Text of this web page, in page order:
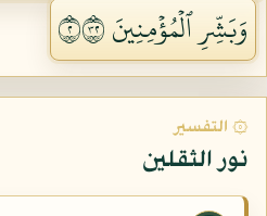
وَبَشِّرِ ٱلۡمُؤۡمِنِينَ ٢٢٣
۞ التفسير
نور الثقلين